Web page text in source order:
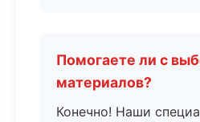
Помогаете ли с
материалов?
Конечно! Наши